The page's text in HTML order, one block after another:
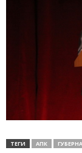
ТЕГИ АПК